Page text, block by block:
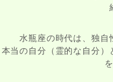
水瓶座の時代は、独自
本当の自分（霊的な自分